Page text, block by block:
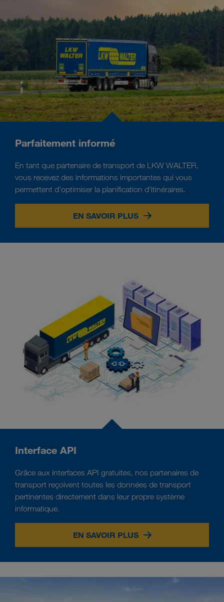
Parfaitement informé
En tant que partenaire de transport de LKW WALTER,
vous recevez des informations importantes qui vous
permettent d’optimiser la planification d'itinéraires.
EN SAVOIR PLUS
Interface API
Grâce aux interfaces API gratuites, nos partenaires de
transport reçoivent toutes les données de transport
pertinentes directement dans leur propre système
informatique.
EN SAVOIR PLUS